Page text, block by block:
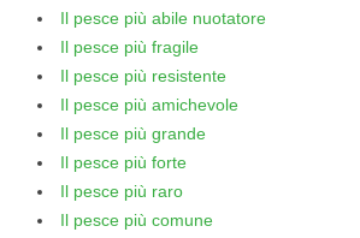
Il pesce più abile nuotatore
Il pesce più fragile
Il pesce più resistente
Il pesce più amichevole
Il pesce più grande
Il pesce più forte
Il pesce più raro
Il pesce più comune